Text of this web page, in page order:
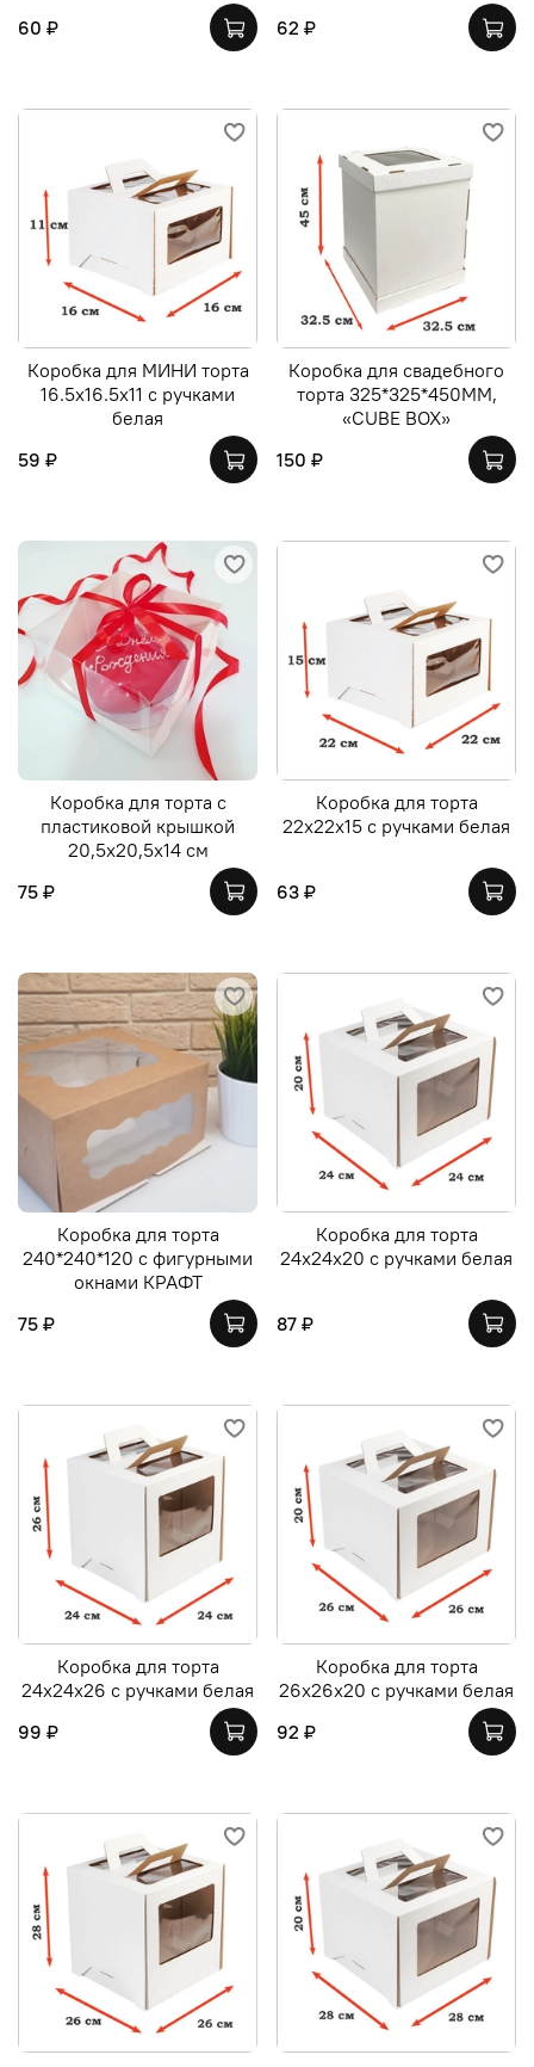
60 ₽
62 ₽
Коробка для МИНИ торта
16.5х16.5х11 с ручками
белая
59 ₽
Коробка для свадебного
торта 325*325*450ММ,
«CUBE BOX»
150 ₽
Коробка для торта с
пластиковой крышкой
20,5х20,5х14 см
75 ₽
Коробка для торта
22х22х15 с ручками белая
63 ₽
Коробка для торта
240*240*120 с фигурными
окнами КРАФТ
75 ₽
Коробка для торта
24х24х20 с ручками белая
87 ₽
Коробка для торта
24х24х26 с ручками белая
99 ₽
Коробка для торта
26х26х20 с ручками белая
92 ₽